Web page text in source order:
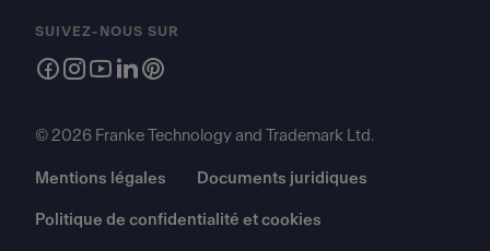
SUIVEZ-NOUS SUR
© 2026 Franke Technology and Trademark Ltd.
Mentions légales Documents juridiques
Politique de confidentialité et cookies